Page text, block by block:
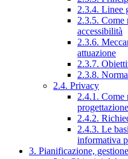
2.3.4. Linee
2.3.5. Come
accessibilità
2.3.6.
attuazione
2.3.7.
2.3.8.
2.4. Privacy
2.4.1. Come
2.4.2.
2.4.3. Le
informativa
3. Pianificazione,